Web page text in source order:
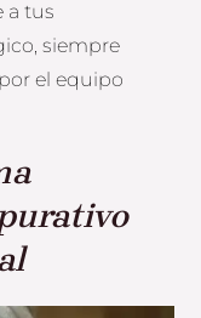
a tus
siempre
el equipo